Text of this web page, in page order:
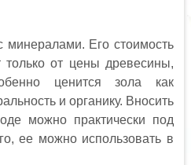
Его стоимость
только от цены древесины,
ценится зола как
и органику. Вносить
можно практически под
ее можно использовать в